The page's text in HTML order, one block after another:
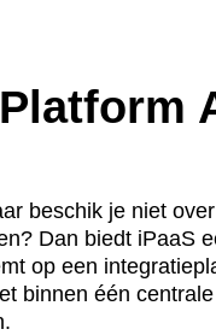
beschik je niet
Dan biedt iPaaS
op een
binnen één